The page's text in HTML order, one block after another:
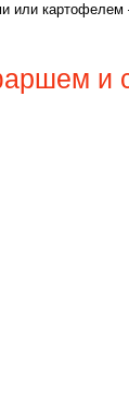
или
и